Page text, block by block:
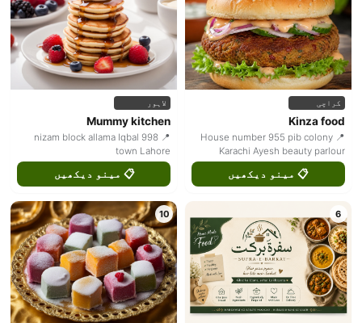
کراچی
Kinza food
📍 House number 955 pib colony
Karachi Ayesh beauty parlour
📋 مینو دیکھیں
لاہور
Mummy kitchen
📍 998 nizam block allama Iqbal
town Lahore
📋 مینو دیکھیں
6
10